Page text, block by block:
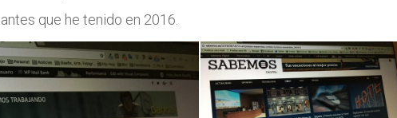
que he tenido en 2016.